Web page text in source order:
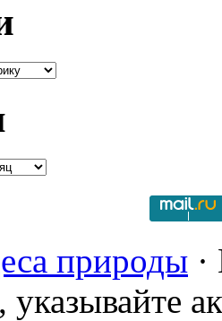
природы
указывайте